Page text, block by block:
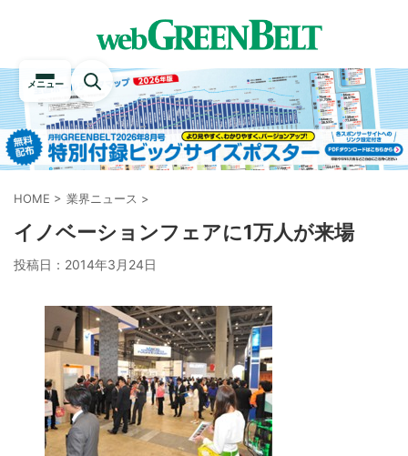
メニュー
HOME > 業界ニュース >
イノベーションフェアに1万人が来場
投稿日： 2014年3月24日